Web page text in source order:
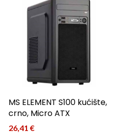
MS ELEMENT S100 kućište,
crno, Micro ATX
26,41€